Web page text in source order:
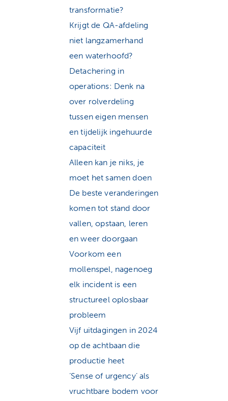
transformatie?
Krijgt de QA-afdeling
niet langzamerhand
een waterhoofd?
Detachering in
operations: Denk na
over rolverdeling
tussen eigen mensen
en tijdelijk ingehuurde
capaciteit
Alleen kan je niks, je
moet het samen doen
De beste veranderingen
komen tot stand door
vallen, opstaan, leren
en weer doorgaan
Voorkom een
mollenspel, nagenoeg
elk incident is een
structureel oplosbaar
probleem
Vijf uitdagingen in 2024
op de achtbaan die
productie heet
‘Sense of urgency’ als
vruchtbare bodem voor